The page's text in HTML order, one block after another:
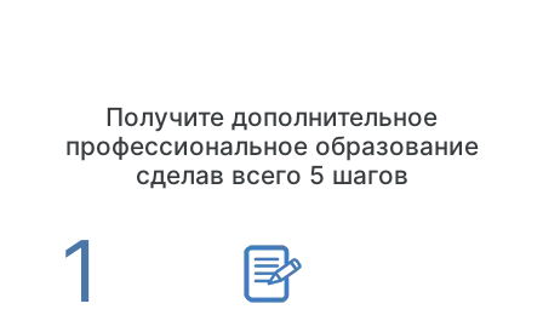
Получите дополнительное
профессиональное образование
сделав всего 5 шагов